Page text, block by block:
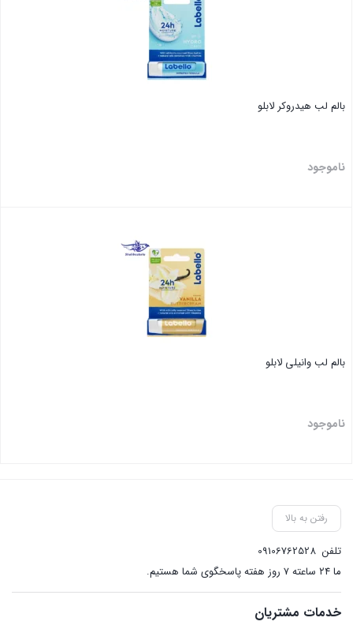
بالم لب هیدروکر لابلو
ناموجود
بالم لب وانیلی لابلو
ناموجود
رفتن به بالا
تلفن 09106762528
ما ۲۴ ساعته ۷ روز هفته پاسخگوی شما هستیم.
خدمات مشتریان